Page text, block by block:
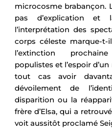
microcosme brabançon.
pas d’explication et
l’interprétation des
corps céleste marque-t-
l’extinction
populistes et l’espoir
tout cas avoir
dévoilement de
disparition ou la
frère d’Elsa, qui a
voit aussitôt proclamé